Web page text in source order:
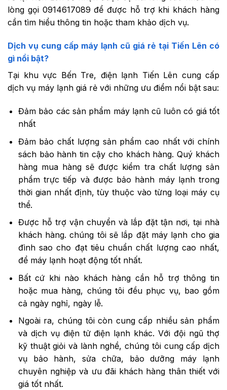
lòng gọi 0914617089 để được hỗ trợ khi khách hàng
cần tìm hiểu thông tin hoặc tham khảo dịch vụ.
Dịch vụ cung cấp máy lạnh cũ giá rẻ tại Tiến Lên có
gì nổi bật?
Tại khu vực Bến Tre, điện lạnh Tiến Lên cung cấp
dịch vụ máy lạnh giá rẻ với những ưu điểm nổi bật sau:
Đảm bảo các sản phẩm máy lạnh cũ luôn có giá tốt
nhất
Đảm bảo chất lượng sản phẩm cao nhất với chính
sách bảo hành tin cậy cho khách hàng. Quý khách
hàng mua hàng sẽ được kiểm tra chất lượng sản
phẩm trực tiếp và được bảo hành máy lạnh trong
thời gian nhất định, tùy thuộc vào từng loại máy cụ
thể.
Được hỗ trợ vận chuyển và lắp đặt tận nơi, tại nhà
khách hàng. chúng tôi sẽ lắp đặt máy lạnh cho gia
đình sao cho đạt tiêu chuẩn chất lượng cao nhất,
để máy lạnh hoạt động tốt nhất.
Bất cứ khi nào khách hàng cần hỗ trợ thông tin
hoặc mua hàng, chúng tôi đều phục vụ, bao gồm
cả ngày nghỉ, ngày lễ.
Ngoài ra, chúng tôi còn cung cấp nhiều sản phẩm
và dịch vụ điện tử điện lạnh khác. Với đội ngũ thợ
kỹ thuật giỏi và lành nghề, chúng tôi cung cấp dịch
vụ bảo hành, sửa chữa, bảo dưỡng máy lạnh
chuyên nghiệp và ưu đãi khách hàng thân thiết với
giá tốt nhất.